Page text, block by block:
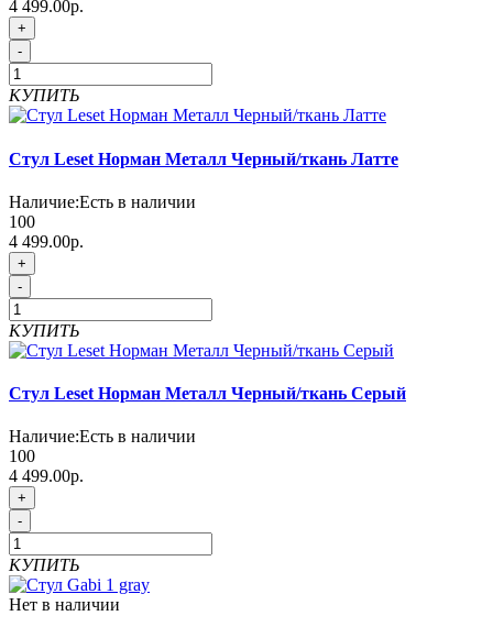
4 499.00р.
+
-
КУПИТЬ
Стул Leset Норман Металл Черный/ткань Латте
Наличие:Есть в наличии
100
4 499.00р.
+
-
КУПИТЬ
Стул Leset Норман Металл Черный/ткань Серый
Наличие:Есть в наличии
100
4 499.00р.
+
-
КУПИТЬ
Нет в наличии